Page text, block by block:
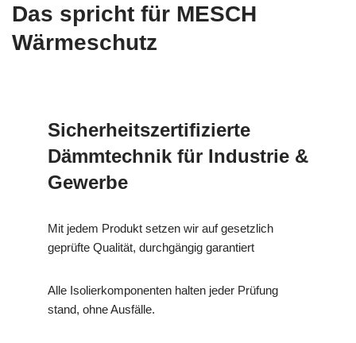
Das spricht für MESCH
Wärmeschutz
Sicherheitszertifizierte
Dämmtechnik für Industrie &
Gewerbe
Mit jedem Produkt setzen wir auf gesetzlich
geprüfte Qualität, durchgängig garantiert
Alle Isolierkomponenten halten jeder Prüfung
stand, ohne Ausfälle.